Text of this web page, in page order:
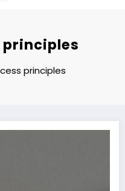
principles
principles